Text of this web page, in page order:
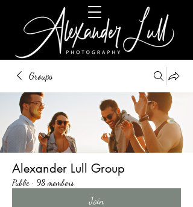
Groups
Alexander Lull Group
Public · 98 members
Join